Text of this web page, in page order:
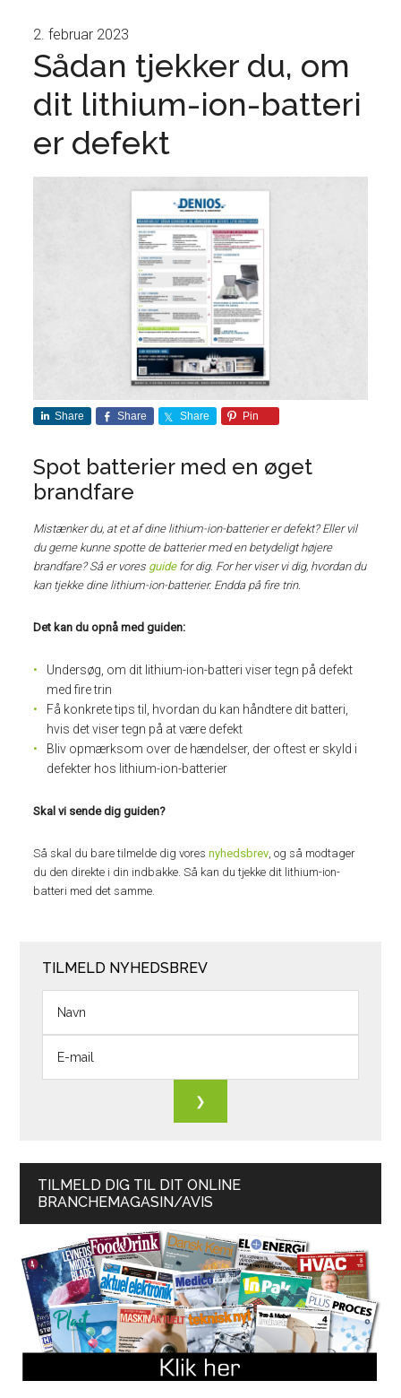
2. februar 2023
Sådan tjekker du, om
dit lithium-ion-batteri
er defekt
Share Share Share Pin
Spot batterier med en øget
brandfare
Mistænker du, at et af dine lithium-ion-batterier er defekt? Eller vil
du gerne kunne spotte de batterier med en betydeligt højere
brandfare? Så er vores guidefor dig. For her viser vi dig, hvordan du
kan tjekke dine lithium-ion-batterier. Endda på fire trin.
Det kan du opnå med guiden:
Undersøg, om dit lithium-ion-batteri viser tegn på defekt
med fire trin
Få konkrete tips til, hvordan du kan håndtere dit batteri,
hvis det viser tegn på at være defekt
Bliv opmærksom over de hændelser, der oftest er skyld i
defekter hos lithium-ion-batterier
Skal vi sende dig guiden?
Så skal du bare tilmelde dig voresnyhedsbrev , og så modtager
du den direkte i din indbakke. Så kan du tjekke dit lithium-ion-
batteri med det samme.
TILMELD NYHEDSBREV
TILMELD DIG TIL DIT ONLINE
BRANCHEMAGASIN/AVIS